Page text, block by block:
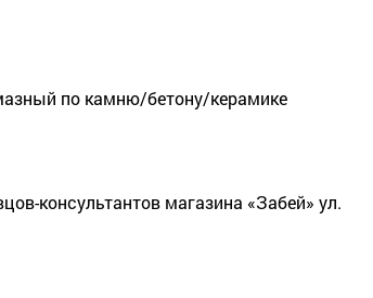
по камню/бетону/керамике
консультантов магазина «Забей» ул.